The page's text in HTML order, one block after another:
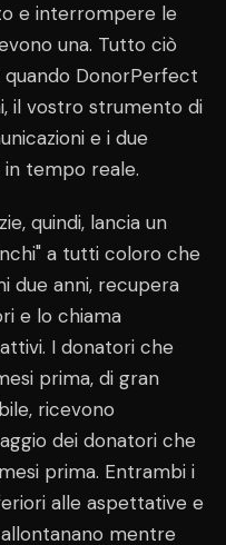
e interrompere le
una. Tutto ciò
DonorPerfect
il vostro strumento di
e i due
tempo reale.
quindi, lancia un
a tutti coloro che
due anni, recupera
e lo chiama
I donatori che
prima, di gran
ricevono
dei donatori che
prima. Entrambi i
alle aspettative e
mentre